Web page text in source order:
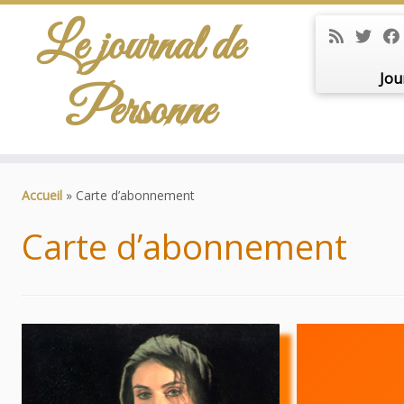
Le journal de
Personne
Accueil » Carte d’abonnement
Carte d’abonnement